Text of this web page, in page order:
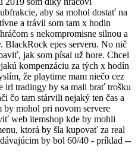
aby sa mohol dostať na
a trávil som tam x hodin
s nekompromisne silnou a
BlackRock epes serveru. No nič
jak som písal už hore. Chcel
kompenzáciu za tých x hodín
že playtime mam niečo cez
irl tradingy by sa mali brať trošku
čo tam stárvili nejaký ten čas a
by mohol pri novom servere
web itemshop kde by mohli
ktorá by šla kupovať za real
by bol 60/40 - príklad --